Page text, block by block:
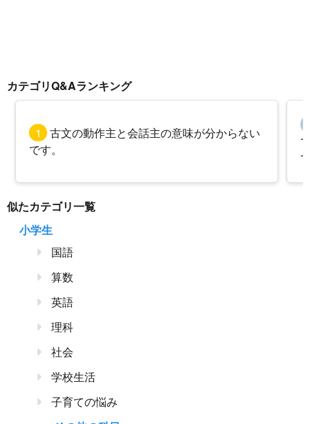
カテゴリQ&Aランキング
1
古文の動作主と会話主の意味が分からない
です。
似たカテゴリ一覧
小学生
国語
算数
英語
理科
社会
学校生活
子育ての悩み